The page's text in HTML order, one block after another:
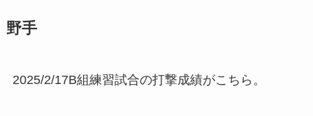
野手
2025/2/17B組練習試合の打撃成績がこちら。